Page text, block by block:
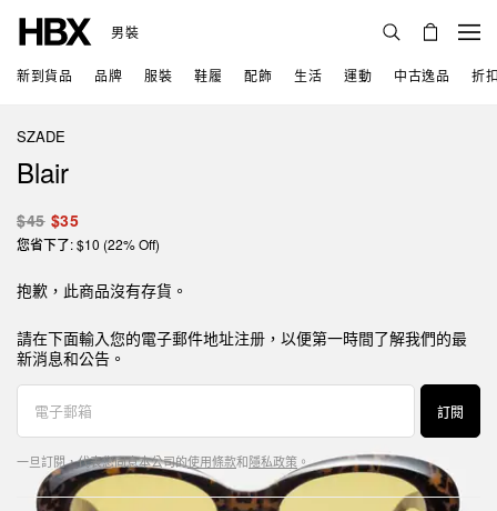
男裝
新到貨品 品牌 服裝 鞋履 配飾 生活 運動 中古逸品 折
SZADE
Blair
$45 $35
您省下了: $10 (22% Off)
抱歉，此商品沒有存貨。
請在下面輸入您的電子郵件地址注册，以便第一時間了解我們的最
新消息和公告。
訂閱
一旦訂閱，代表您同意本公司的使用條款和隱私政策 。